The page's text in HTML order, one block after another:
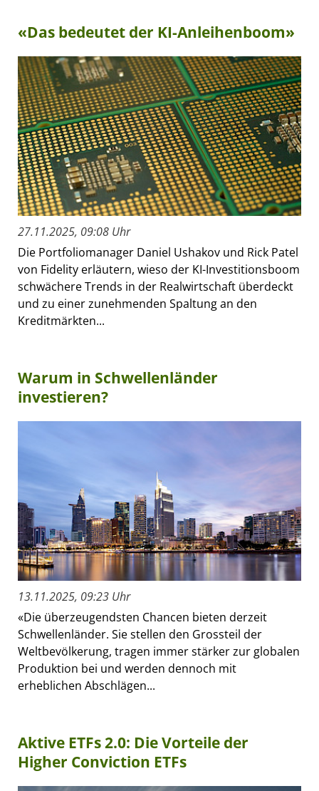
«Das bedeutet der KI-Anleihenboom»
27.11.2025, 09:08 Uhr
Die Portfoliomanager Daniel Ushakov und Rick Patel
von Fidelity erläutern, wieso der KI-Investitionsboom
schwächere Trends in der Realwirtschaft überdeckt
und zu einer zunehmenden Spaltung an den
Kreditmärkten...
Warum in Schwellenländer
investieren?
13.11.2025, 09:23 Uhr
«Die überzeugendsten Chancen bieten derzeit
Schwellenländer. Sie stellen den Grossteil der
Weltbevölkerung, tragen immer stärker zur globalen
Produktion bei und werden dennoch mit
erheblichen Abschlägen...
Aktive ETFs 2.0: Die Vorteile der
Higher Conviction ETFs